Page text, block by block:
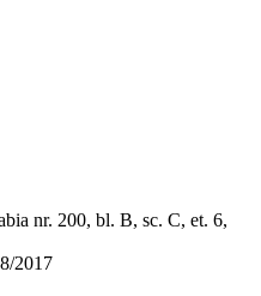
nr. 200, bl. B, sc. C, et. 6,
2017